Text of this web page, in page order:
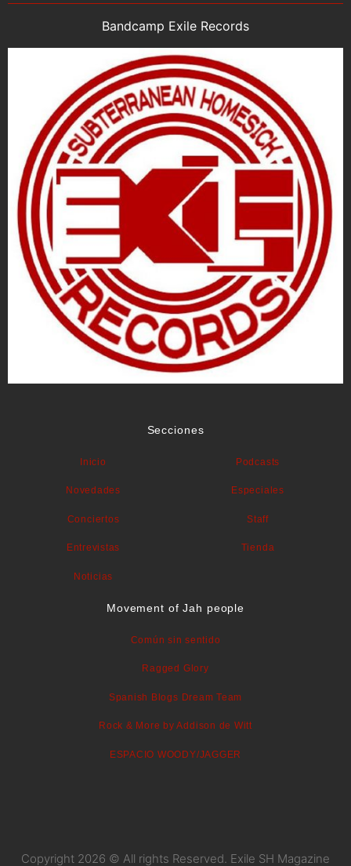
Bandcamp Exile Records
Secciones
Inicio
Novedades
Conciertos
Entrevistas
Noticias
Podcasts
Especiales
Staff
Tienda
Movement of Jah people
Común sin sentido
Ragged Glory
Spanish Blogs Dream Team
Rock & More by Addison de Witt
ESPACIO WOODY/JAGGER
Copyright 2026 © All rights Reserved. Exile SH Magazine